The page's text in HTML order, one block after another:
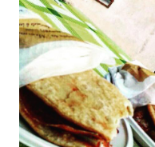
SEZIONI
Oltre il presente
Oltre i sensi
Entro e non oltre